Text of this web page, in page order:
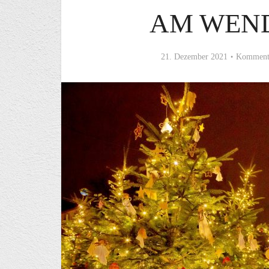
AM
21. Dezember 2021